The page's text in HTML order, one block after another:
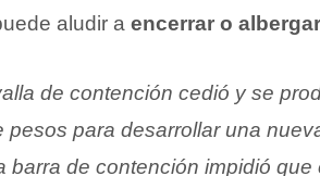
aludir a encerrar o
de contención cedió y se
pesos para desarrollar una
barra de contención impidió